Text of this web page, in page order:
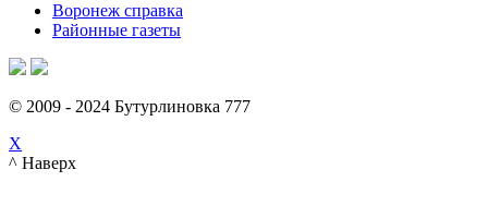
Воронеж справка
Районные газеты
© 2009 - 2024 Бутурлиновка 777
X
^ Наверх